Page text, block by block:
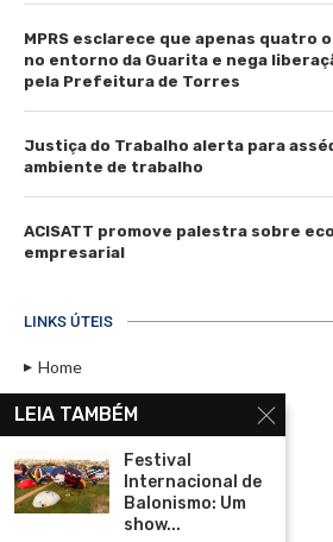
MPRS esclarece que apenas quatro
no entorno da Guarita e nega
pela Prefeitura de Torres
Justiça do Trabalho alerta para
ambiente de trabalho
ACISATT promove palestra sobre
empresarial
LINKS ÚTEIS
Home
Assinar
Contato
Política de Privacidade
Rádio Maristela - Ao Vivo
LEIA TAMBÉM
Festival
Internacional de
Balonismo: Um
show...